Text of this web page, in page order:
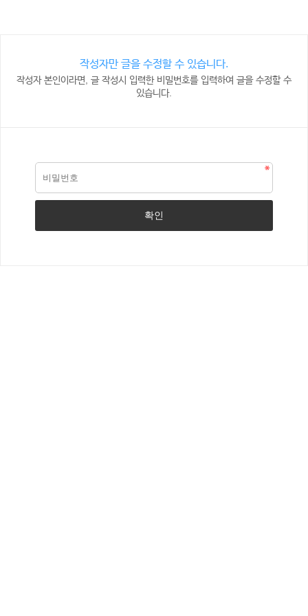
작성자만 글을 수정할 수 있습니다.
작성자 본인이라면, 글 작성시 입력한 비밀번호를 입력하여 글을 수정할 수
있습니다.